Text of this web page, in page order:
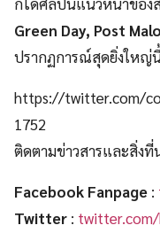
Green Day, Post
ปรากฏการณ์สุดยิ่งใหญ่
https://twitter.com/
1752
ติดตามข่าวสารและสิ่งที่
Facebook Fanpage :
Twitter :